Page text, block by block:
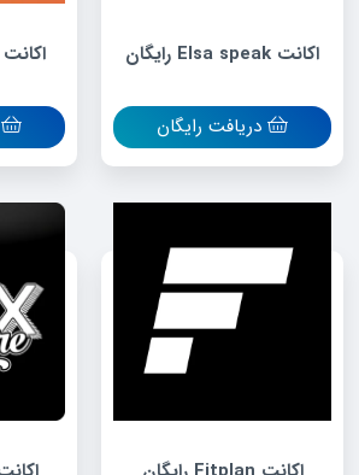
اکانت Elsa speak رایگان
دریافت رایگان
اکانت Fit Radio رایگان